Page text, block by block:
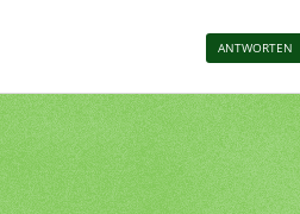
ANTWORTEN